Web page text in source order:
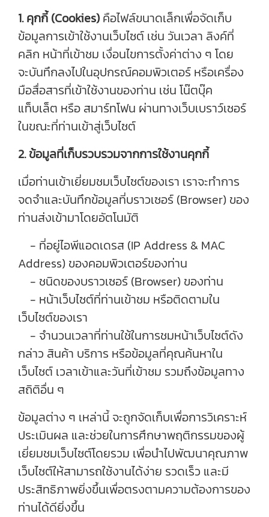
1. คุกกี้ (Cookies) คือไฟล์ขนาดเล็กเพื่อจัดเก็บ
ข้อมูลการเข้าใช้งานเว็บไซต์ เช่น วันเวลา ลิงค์ที่
คลิก หน้าที่เข้าชม เงื่อนไขการตั้งค่าต่าง ๆ โดย
จะบันทึกลงไปในอุปกรณ์คอมพิวเตอร์ หรือเครื่อง
มือสื่อสารที่เข้าใช้งานของท่าน เช่น โน๊ตบุ๊ค
แท็บเล็ต หรือ สมาร์ทโฟน ผ่านทางเว็บเบราว์เซอร์
ในขณะที่ท่านเข้าสู่เว็บไซต์
2. ข้อมูลที่เก็บรวบรวมจากการใช้งานคุกกี้
เมื่อท่านเข้าเยี่ยมชมเว็บไซต์ของเรา เราจะทำการ
จดจำและบันทึกข้อมูลที่บราวเซอร์ (Browser) ของ
ท่านส่งเข้ามาโดยอัตโนมัติ
- ที่อยู่ไอพีแอดเดรส (IP Address & MAC
Address) ของคอมพิวเตอร์ของท่าน
- ชนิดของบราวเซอร์ (Browser) ของท่าน
- หน้าเว็บไซต์ที่ท่านเข้าชม หรือติดตามใน
เว็บไซต์ของเรา
- จำนวนเวลาที่ท่านใช้ในการชมหน้าเว็บไซต์ดัง
กล่าว สินค้า บริการ หรือข้อมูลที่คุณค้นหาใน
เว็บไซต์ เวลาเข้าและวันที่เข้าชม รวมถึงข้อมูลทาง
สถิติอื่น ๆ
ข้อมูลต่าง ๆ เหล่านี้ จะถูกจัดเก็บเพื่อการวิเคราะห์
ประเมินผล และช่วยในการศึกษาพฤติกรรมของผู้
เยี่ยมชมเว็บไซต์โดยรวม เพื่อนำไปพัฒนาคุณภาพ
เว็บไซต์ให้สามารถใช้งานได้ง่าย รวดเร็ว และมี
ประสิทธิภาพยิ่งขึ้นเพื่อตรงตามความต้องการของ
ท่านได้ดียิ่งขึ้น